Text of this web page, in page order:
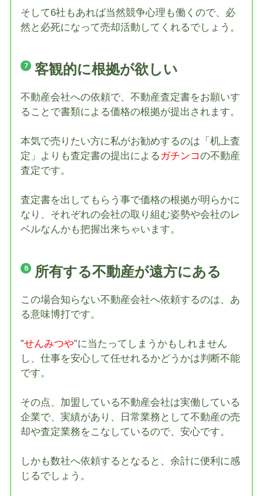
そして6社もあれば当然競争心理も働くので、必
然と必死になって売却活動してくれるでしょう。
客観的に根拠が欲しい
不動産会社への依頼で、不動産査定書をお願いす
ることで書類による価格の根拠が提出されます。
本気で売りたい方に私がお勧めするのは「机上査
定」よりも査定書の提出による ガチンコの不動産
査定です。
査定書を出してもらう事で価格の根拠が明らかに
なり、それぞれの会社の取り組む姿勢や会社のレ
ベルなんかも把握出来ちゃいます。
所有する不動産が遠方にある
この場合知らない不動産会社へ依頼するのは、あ
る意味博打です。
”せんみつや”に当たってしまうかもしれません
し、仕事を安心して任せれるかどうかは判断不能
です。
その点、加盟している不動産会社は実働している
企業で、実績があり、日常業務として不動産の売
却や査定業務をこなしているので、安心です。
しかも数社へ依頼するとなると、余計に便利に感
じるでしょう。